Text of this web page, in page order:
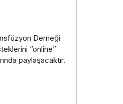
Derneği
“online”
paylaşacaktır.